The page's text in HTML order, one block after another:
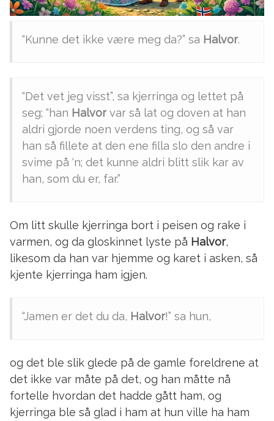
“Kunne det ikke være meg da?” sa Halvor.
“Det vet jeg visst”, sa kjerringa og lettet på
seg; “han Halvorvar så lat og doven at han
aldri gjorde noen verdens ting, og så var
han så fillete at den ene filla slo den andre i
svime på ‘n; det kunne aldri blitt slik kar av
han, som du er, far.”
Om litt skulle kjerringa bort i peisen og rake i
varmen, og da gloskinnet lyste på Halvor,
likesom da han var hjemme og karet i asken, så
kjente kjerringa ham igjen.
“Jamen er det du da, Halvor!” sa hun,
og det ble slik glede på de gamle foreldrene at
det ikke var måte på det, og han måtte nå
fortelle hvordan det hadde gått ham, og
kjerringa ble så glad i ham at hun ville ha ham